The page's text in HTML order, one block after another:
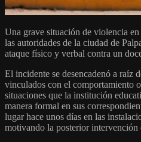
Una grave situación de violencia
las autoridades de la ciudad de
ataque físico y verbal contra un
El incidente se desencadenó a raíz
vinculados con el comportamiento
situaciones que la institución
manera formal en sus
lugar hace unos días en las
motivando la posterior intervención